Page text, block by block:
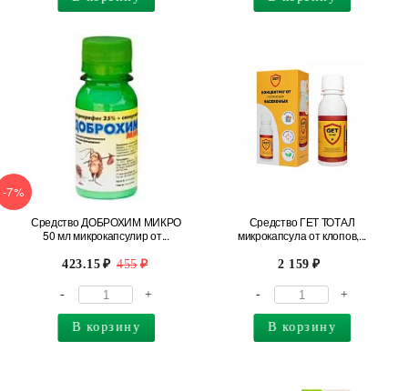
-7%
Средство ДОБРОХИМ МИКРО
50 мл микрокапсулир от...
423.15 455
- +
В корзину
Средство ГЕТ ТОТАЛ
микрокапсула от клопов,...
2 159
- +
В корзину